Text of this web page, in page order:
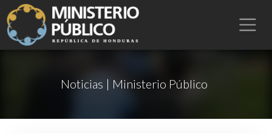
Noticias | Ministerio Público